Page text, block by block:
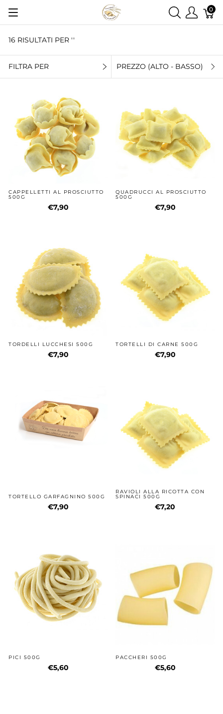
0
16 RISULTATI PER ''
FILTRA PER PREZZO (ALTO - BASSO)
CAPPELLETTI AL PROSCIUTTO
500G
€7,90
QUADRUCCI AL PROSCIUTTO
500G
€7,90
TORDELLI LUCCHESI 500G
€7,90
TORTELLI DI CARNE 500G
€7,90
TORTELLO GARFAGNINO 500G
€7,90
RAVIOLI ALLA RICOTTA CON
SPINACI 500G
€7,20
PICI 500G
€5,60
PACCHERI 500G
€5,60